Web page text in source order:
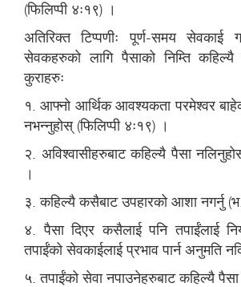
(फिलिप्पी ४ः१९) ।
अतिरिक्त टिप्पणीः पूर्ण-समय सेवकाई
सेवकहरुको लागि पैसाको निम्ति
कुराहरुः
१. आफ्नो आर्थिक आवश्यकता परमेश्वर
नभन्नुहोस् (फिलिप्पी ४ः१९) ।
२. अविश्वासीहरुबाट कहिल्यै पैसा
।
३. कहिल्यै कसैबाट उपहारको आशा नगर्नु
४. पैसा दिएर कसैलाई पनि तपाईंलाई
तपाईंको सेवकाईलाई प्रभाव पार्न अनुमति
५. तपाईंको सेवा नपाउनेहरुबाट कहिल्यै